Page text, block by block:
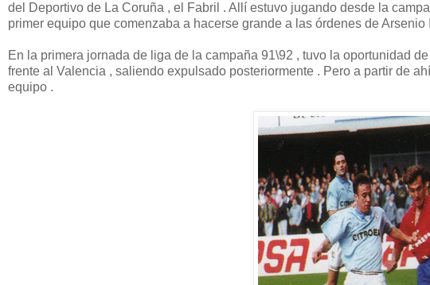
del Deportivo de La Coruña , el Fabril . Allí estuvo jugando desde la
primer equipo que comenzaba a hacerse grande a las órdenes de
En la primera jornada de liga de la campaña 91\92 , tuvo la oportunidad
frente al Valencia , saliendo expulsado posteriormente . Pero a partir de
equipo .